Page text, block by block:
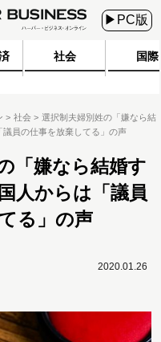
▶PC版
社会 国際
社会
選択制夫婦別姓の「嫌なら結
員の仕事を放棄してる」の声
「嫌なら結婚す
人からは「議員
る」の声
2020.01.26